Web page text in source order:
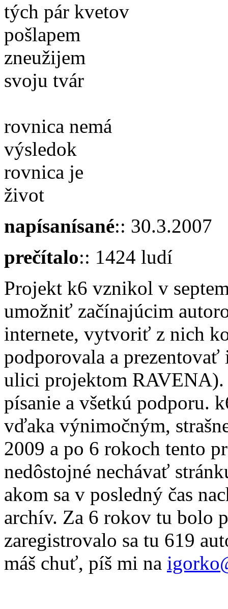
tých pár kvetov
pošlapem
zneužijem
svoju tvár
rovnica nemá
výsledok
rovnica je
život
napísanísané:: 30.3.2007
prečítalo:: 1424 ludí
Projekt k6 vznikol v
umožniť začínajúcim
internete, vytvoriť z nich
podporovala a
ulici projektom RAVENA).
písanie a všetkú podporu.
vďaka výnimočným,
2009 a po 6 rokoch tento
nedôstojné nechávať
akom sa v posledný čas
archív. Za 6 rokov tu bolo
zaregistrovalo sa tu 619
máš chuť, píš mi na